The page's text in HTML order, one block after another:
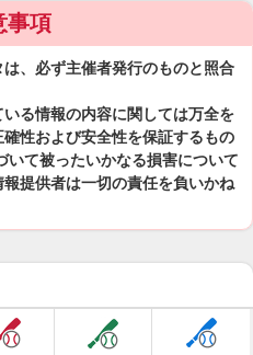
事項
、必ず主催者発行のものと照合
る情報の内容に関しては万全を
性および安全性を保証するもの
いて被ったいかなる損害について
提供者は一切の責任を負いかね